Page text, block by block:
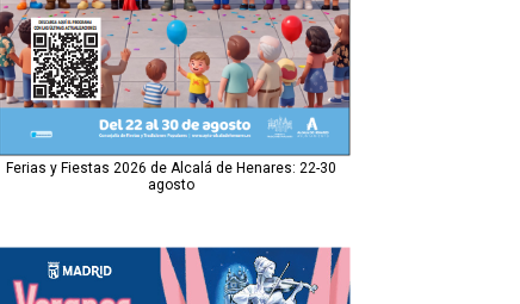
Ferias y Fiestas 2026 de Alcalá de Henares: 22-30
agosto